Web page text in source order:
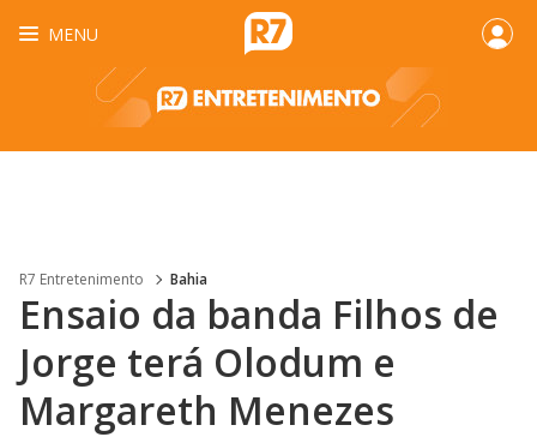
MENU
R7 Entretenimento Bahia
Ensaio da banda Filhos de
Jorge terá Olodum e
Margareth Menezes